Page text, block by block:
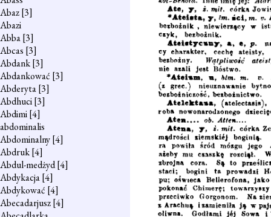
Abaz[3]
Abazi
Abba[3]
Abcas [3]
Abdank[3]
Abdankować [3]
Abderyta[3]
Abdhuci[3]
Abdimi[4]
abdominalis
Abdominalny[4]
Abdruk[4]
Abdul-medżyd[4]
Abdykacja[4]
Abdykować [4]
Abecadarjusz[4]